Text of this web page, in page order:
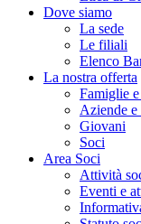
Dove siamo
La sede
Le filiali
Elenco
La nostra offerta
Famiglie
Aziende e
Giovani
Soci
Area Soci
Attività
Eventi e